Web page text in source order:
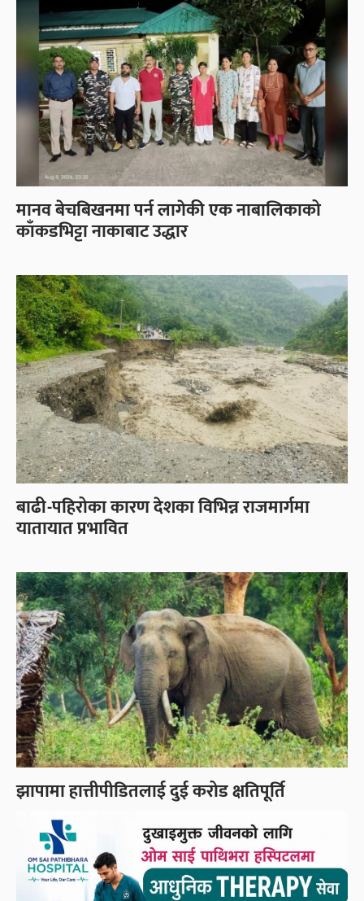
मानव बेचबिखनमा पर्न लागेकी एक नाबालिकाको
काँकडभिट्टा नाकाबाट उद्धार
बाढी-पहिरोका कारण देशका विभिन्न राजमार्गमा
यातायात प्रभावित
झापामा हात्तीपीडितलाई दुई करोड क्षतिपूर्ति